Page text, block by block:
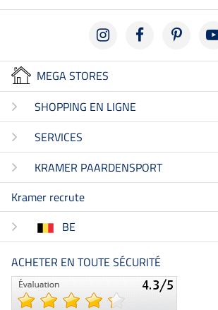
MEGA STORES
SHOPPING EN LIGNE
SERVICES
KRAMER PAARDENSPORT
Kramer recrute
BE
ACHETER EN TOUTE SÉCURITÉ